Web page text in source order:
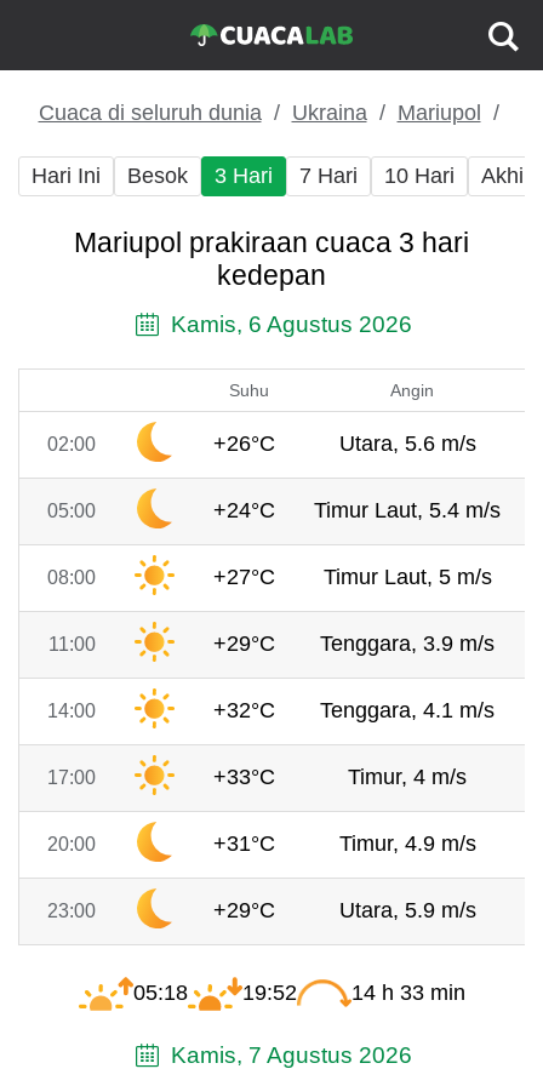
Cuaca di seluruh dunia Ukraina Mariupol
Hari Ini Besok 3 Hari 7 Hari 10 Hari Akhir
Mariupol prakiraan cuaca 3 hari
kedepan
Kamis, 6 Agustus 2026
Suhu Angin
02:00 +26°C Utara, 5.6 m/s
05:00 +24°C Timur Laut, 5.4 m/s
08:00 +27°C Timur Laut, 5 m/s
11:00 +29°C Tenggara, 3.9 m/s
14:00 +32°C Tenggara, 4.1 m/s
17:00 +33°C Timur, 4 m/s
20:00 +31°C Timur, 4.9 m/s
23:00 +29°C Utara, 5.9 m/s
05:18 19:52 14 h 33 min
Kamis, 7 Agustus 2026